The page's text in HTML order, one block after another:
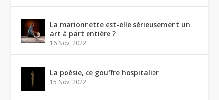
La marionnette est-elle sérieusement un
art à part entière ?
16 Nov, 2022
La poésie, ce gouffre hospitalier
15 Nov, 2022